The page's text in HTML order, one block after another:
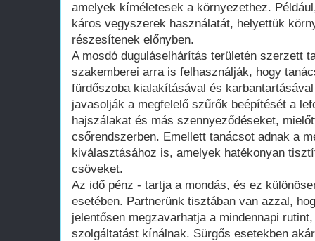
amelyek kíméletesek a környezethez.
káros vegyszerek használatát, helyettük
részesítenek előnyben.
A mosdó duguláselhárítás területén szerzett
szakemberei arra is felhasználják, hogy
fürdőszoba kialakításával és
javasolják a megfelelő szűrők beépítését a
hajszálakat és más szennyeződéseket,
csőrendszerben. Emellett tanácsot adnak a
kiválasztásához is, amelyek hatékonyan
csöveket.
Az idő pénz - tartja a mondás, és ez
esetében. Partnerünk tisztában van azzal,
jelentősen megzavarhatja a mindennapi
szolgáltatást kínálnak. Sürgős esetekben